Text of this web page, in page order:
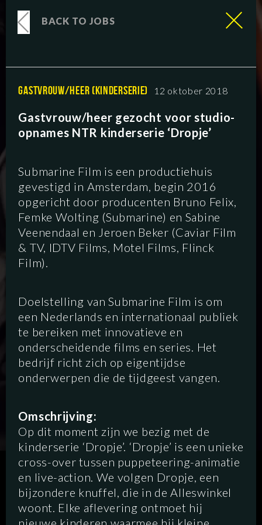
SCRIPTED HYBRID ANIMATION
DOCUMENTARY DIGITAL
BACK TO JOBS
GASTVROUW/HEER (KINDERSERIE) 12 oktober 2018
Gastvrouw/heer gezocht voor studio-
opnames NTR kinderserie ‘Dropje’
Submarine Film is een productiehuis
gevestigd in Amsterdam, begin 2016
opgericht door producenten Bruno Felix,
Femke Wolting (Submarine) en Sabine
Veenendaal en Jeroen Beker (Caviar Film
& TV, IDTV Films, Motel Films, Flinck
Film).
Doelstelling van Submarine Film is om
een Nederlands en internationaal publiek
te bereiken met innovatieve en
onderscheidende films en series. Het
bedrijf richt zich op eigentijdse
onderwerpen die de tijdgeest vangen.
Omschrijving:
Op dit moment zijn we bezig met de
kinderserie ‘Dropje’. ‘Dropje’ is een unieke
cross-over tussen puppeteering-animatie
en live-action. We volgen Dropje, een
bijzondere knuffel, die in de Alleswinkel
woont. Elke aflevering ontmoet hij